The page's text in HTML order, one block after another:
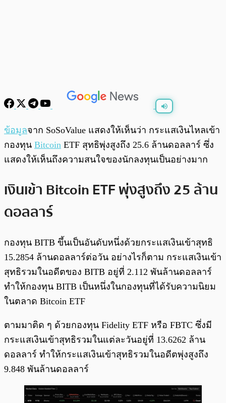
0:00/0:00
ข้อมูลจาก SoSoValue แสดงให้เห็นว่า กระแสเงินไหลเข้า
กองทุน Bitcoin ETF สุทธิพุ่งสูงถึง 25.6 ล้านดอลลาร์ ซึ่ง
แสดงให้เห็นถึงความสนใจของนักลงทุนเป็นอย่างมาก
เงินเข้า Bitcoin ETF พุ่งสูงถึง 25 ล้าน
ดอลลาร์
กองทุน BITB ขึ้นเป็นอันดับหนึ่งด้วยกระแสเงินเข้าสุทธิ
15.2854 ล้านดอลลาร์ต่อวัน อย่างไรก็ตาม กระแสเงินเข้า
สุทธิรวมในอดีตของ BITB อยู่ที่ 2.112 พันล้านดอลลาร์
ทำให้กองทุน BITB เป็นหนึ่งในกองทุนที่ได้รับความนิยม
ในตลาด Bitcoin ETF
ตามมาติด ๆ ด้วยกองทุน Fidelity ETF หรือ FBTC ซึ่งมี
กระแสเงินเข้าสุทธิรวมในแต่ละวันอยู่ที่ 13.6262 ล้าน
ดอลลาร์ ทำให้กระแสเงินเข้าสุทธิรวมในอดีตพุ่งสูงถึง
9.848 พันล้านดอลลาร์